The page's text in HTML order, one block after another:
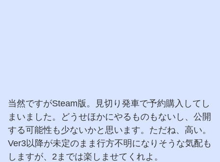
当然ですがSteam版。見切り発車で予約購入してし
まいました。どうせほかにやるものもないし、公開
する可能性も少ないかと思います。ただね、高い。
Ver3以降が未定のまま行方不明になりそうな気配も
しますが、2までは楽しませてくれよ。